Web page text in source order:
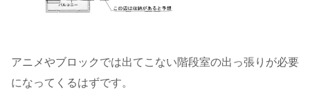
アニメやブロックでは出てこない階段室の出っ張りが必要
になってくるはずです。